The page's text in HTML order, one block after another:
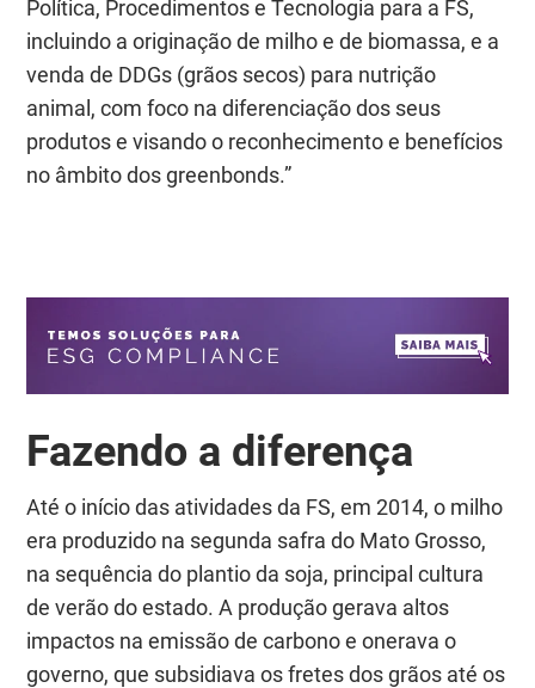
Política, Procedimentos e Tecnologia para a FS,
incluindo a originação de milho e de biomassa, e a
venda de DDGs (grãos secos) para nutrição
animal, com foco na diferenciação dos seus
produtos e visando o reconhecimento e benefícios
no âmbito dosgreenbonds.”
Fazendo a diferença
Até o início das atividades da FS, em 2014, o milho
era produzido na segunda safra do Mato Grosso,
na sequência do plantio da soja, principal cultura
de verão do estado. A produção gerava altos
impactos na emissão de carbono e onerava o
governo, que subsidiava os fretes dos grãos até os